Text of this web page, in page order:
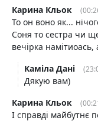
Карина Кльок
То он воно як...
Соня то сестра чи
вечірка
Каміла Дані
Дякую вам)
Карина Кльок
І справді майбутнє